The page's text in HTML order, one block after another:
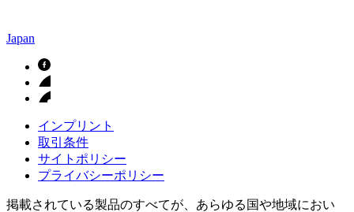
Japan
インプリント
取引条件
サイトポリシー
プライバシーポリシー
掲載されている製品のすべてが、あらゆる国や地域におい